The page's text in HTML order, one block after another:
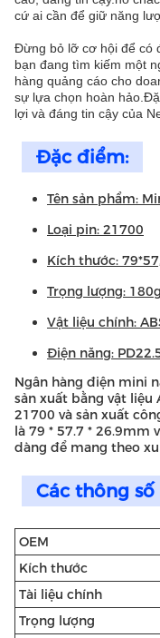
cứ ai cần để giữ năng
Đừng bỏ lỡ cơ hội để có
bạn đang tìm kiếm một
hàng quảng cáo cho
sự lựa chọn hoàn
lợi và đáng tin cậy của
Đặc điểm:
Tên sản phẩm:
Loại pin: 21700
Kích thước:
Trọng lượng: 180g
Vật liệu chính:
Điện năng:
Ngân hàng điện mini
sản xuất bằng vật liệu
21700 và sản xuất
là 79 * 57.7 * 26.9mm
dàng để mang theo
Các thông
OEM
Kích thước
Tài liệu chính
Trọng lượng